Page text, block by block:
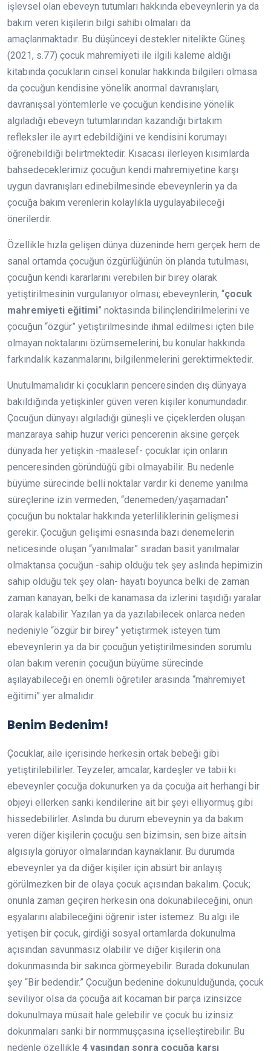
işlevsel olan ebeveyn tutumları hakkında ebeveynlerin ya da
bakım veren kişilerin bilgi sahibi olmaları da
amaçlanmaktadır. Bu düşünceyi destekler nitelikte Güneş
(2021, s.77) çocuk mahremiyeti ile ilgili kaleme aldığı
kitabında çocukların cinsel konular hakkında bilgileri olmasa
da çocuğun kendisine yönelik anormal davranışları,
davranışsal yöntemlerle ve çocuğun kendisine yönelik
algıladığı ebeveyn tutumlarından kazandığı birtakım
refleksler ile ayırt edebildiğini ve kendisini korumayı
öğrenebildiği belirtmektedir. Kısacası ilerleyen kısımlarda
bahsedeceklerimiz çocuğun kendi mahremiyetine karşı
uygun davranışları edinebilmesinde ebeveynlerin ya da
çocuğa bakım verenlerin kolaylıkla uygulayabileceği
önerilerdir.
Özellikle hızla gelişen dünya düzeninde hem gerçek hem de
sanal ortamda çocuğun özgürlüğünün ön planda tutulması,
çocuğun kendi kararlarını verebilen bir birey olarak
yetiştirilmesinin vurgulanıyor olması; ebeveynlerin, “çocuk
mahremiyeti eğitimi” noktasında bilinçlendirilmelerini ve
çocuğun “özgür” yetiştirilmesinde ihmal edilmesi içten bile
olmayan noktalarını özümsemelerini, bu konular hakkında
farkındalık kazanmalarını, bilgilenmelerini gerektirmektedir.
Unutulmamalıdır ki çocukların penceresinden dış dünyaya
bakıldığında yetişkinler güven veren kişiler konumundadır.
Çocuğun dünyayı algıladığı güneşli ve çiçeklerden oluşan
manzaraya sahip huzur verici pencerenin aksine gerçek
dünyada her yetişkin -maalesef- çocuklar için onların
penceresinden göründüğü gibi olmayabilir. Bu nedenle
büyüme sürecinde belli noktalar vardır ki deneme yanılma
süreçlerine izin vermeden, “denemeden/yaşamadan”
çocuğun bu noktalar hakkında yeterliliklerinin gelişmesi
gerekir. Çocuğun gelişimi esnasında bazı denemelerin
neticesinde oluşan “yanılmalar” sıradan basit yanılmalar
olmaktansa çocuğun -sahip olduğu tek şey aslında hepimizin
sahip olduğu tek şey olan- hayatı boyunca belki de zaman
zaman kanayan, belki de kanamasa da izlerini taşıdığı yaralar
olarak kalabilir. Yazılan ya da yazılabilecek onlarca neden
nedeniyle “özgür bir birey” yetiştirmek isteyen tüm
ebeveynlerin ya da bir çocuğun yetiştirilmesinden sorumlu
olan bakım verenin çocuğun büyüme sürecinde
aşılayabileceği en önemli öğretiler arasında “mahremiyet
eğitimi” yer almalıdır.
Benim Bedenim!
Çocuklar, aile içerisinde herkesin ortak bebeği gibi
yetiştirilebilirler. Teyzeler, amcalar, kardeşler ve tabii ki
ebeveynler çocuğa dokunurken ya da çocuğa ait herhangi bir
objeyi ellerken sanki kendilerine ait bir şeyi elliyormuş gibi
hissedebilirler. Aslında bu durum ebeveynin ya da bakım
veren diğer kişilerin çocuğu sen bizimsin, sen bize aitsin
algısıyla görüyor olmalarından kaynaklanır. Bu durumda
ebeveynler ya da diğer kişiler için absürt bir anlayış
görülmezken bir de olaya çocuk açısından bakalım. Çocuk;
onunla zaman geçiren herkesin ona dokunabileceğini, onun
eşyalarını alabileceğini öğrenir ister istemez. Bu algı ile
yetişen bir çocuk, girdiği sosyal ortamlarda dokunulma
açısından savunmasız olabilir ve diğer kişilerin ona
dokunmasında bir sakınca görmeyebilir. Burada dokunulan
şey “Bir bedendir.” Çocuğun bedenine dokunulduğunda, çocuk
seviliyor olsa da çocuğa ait kocaman bir parça izinsizce
dokunulmaya müsait hale gelebilir ve çocuk bu izinsiz
dokunmaları sanki bir normmuşçasına içselleştirebilir. Bu
nedenle özellikle 4 yaşından sonra çocuğa karşı